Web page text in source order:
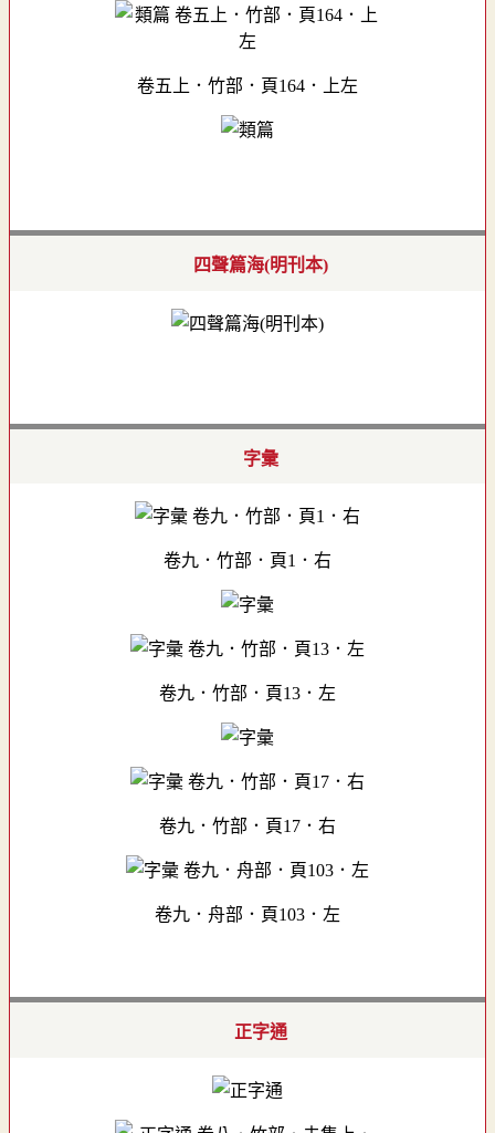
卷五上．竹部．頁164．上左
四聲篇海(明刊本)
字彙
卷九．竹部．頁1．右
卷九．竹部．頁13．左
卷九．竹部．頁17．右
卷九．舟部．頁103．左
正字通